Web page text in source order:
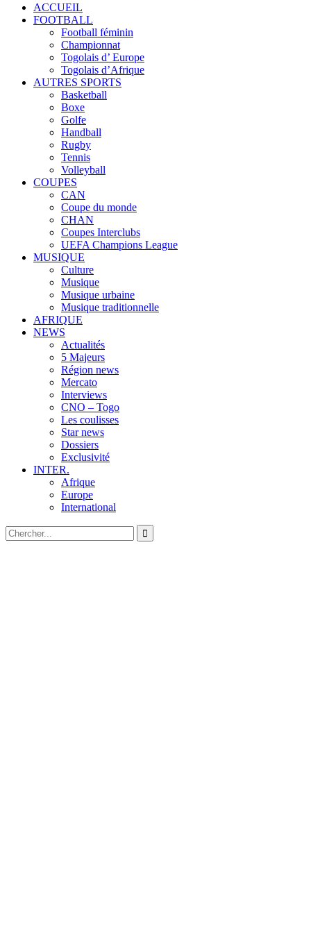
ACCUEIL
FOOTBALL
Football féminin
Championnat
Togolais d’ Europe
Togolais d’Afrique
AUTRES SPORTS
Basketball
Boxe
Golfe
Handball
Rugby
Tennis
Volleyball
COUPES
CAN
Coupe du monde
CHAN
Coupes Interclubs
UEFA Champions League
MUSIQUE
Culture
Musique
Musique urbaine
Musique traditionnelle
AFRIQUE
NEWS
Actualités
5 Majeurs
Région news
Mercato
Interviews
CNO – Togo
Les coulisses
Star news
Dossiers
Exclusivité
INTER.
Afrique
Europe
International